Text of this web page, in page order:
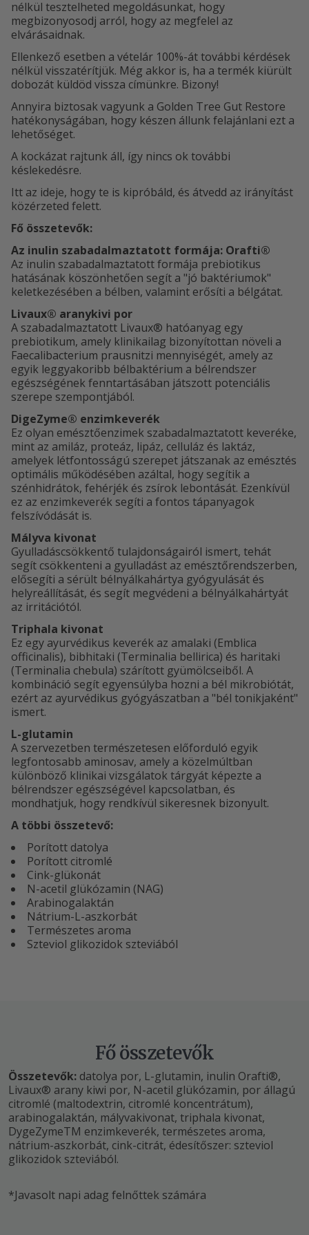
nélkül tesztelheted megoldásunkat, hogy
megbizonyosodj arról, hogy az megfelel az
elvárásaidnak.
Ellenkező esetben a vételár 100%-át további kérdések
nélkül visszatérítjük. Még akkor is, ha a termék kiürült
dobozát küldöd vissza címünkre. Bizony!
Annyira biztosak vagyunk a Golden Tree Gut Restore
hatékonyságában, hogy készen állunk felajánlani ezt a
lehetőséget.
A kockázat rajtunk áll, így nincs ok további
késlekedésre.
Itt az ideje, hogy te is kipróbáld, és átvedd az irányítást
közérzeted felett.
Fő összetevők:
Az inulin szabadalmaztatott formája: Orafti®
Az inulin szabadalmaztatott formája prebiotikus
hatásának köszönhetően segít a "jó baktériumok"
keletkezésében a bélben, valamint erősíti a bélgátat.
Livaux® aranykivi por
A szabadalmaztatott Livaux® hatóanyag egy
prebiotikum, amely klinikailag bizonyítottan növeli a
Faecalibacterium prausnitzi mennyiségét, amely az
egyik leggyakoribb bélbaktérium a bélrendszer
egészségének fenntartásában játszott potenciális
szerepe szempontjából.
DigeZyme® enzimkeverék
Ez olyan emésztőenzimek szabadalmaztatott keveréke,
mint az amiláz, proteáz, lipáz, celluláz és laktáz,
amelyek létfontosságú szerepet játszanak az emésztés
optimális működésében azáltal, hogy segítik a
szénhidrátok, fehérjék és zsírok lebontását. Ezenkívül
ez az enzimkeverék segíti a fontos tápanyagok
felszívódását is.
Mályva kivonat
Gyulladáscsökkentő tulajdonságairól ismert, tehát
segít csökkenteni a gyulladást az emésztőrendszerben,
elősegíti a sérült bélnyálkahártya gyógyulását és
helyreállítását, és segít megvédeni a bélnyálkahártyát
az irritációtól.
Triphala kivonat
Ez egy ayurvédikus keverék az amalaki (Emblica
officinalis), bibhitaki (Terminalia bellirica) és haritaki
(Terminalia chebula) szárított gyümölcseiből. A
kombináció segít egyensúlyba hozni a bél mikrobiótát,
ezért az ayurvédikus gyógyászatban a "bél tonikjaként"
ismert.
L-glutamin
A szervezetben természetesen előforduló egyik
legfontosabb aminosav, amely a közelmúltban
különböző klinikai vizsgálatok tárgyát képezte a
bélrendszer egészségével kapcsolatban, és
mondhatjuk, hogy rendkívül sikeresnek bizonyult.
A többi összetevő:
Porított datolya
Porított citromlé
Cink-glükonát
N-acetil glükózamin (NAG)
Arabinogalaktán
Nátrium-L-aszkorbát
Természetes aroma
Szteviol glikozidok szteviából
Fő összetevők
Összetevők: datolya por, L-glutamin, inulin Orafti®,
Livaux® arany kiwi por, N-acetil glükózamin, por állagú
citromlé (maltodextrin, citromlé koncentrátum),
arabinogalaktán, mályvakivonat, triphala kivonat,
DygeZymeTM enzimkeverék, természetes aroma,
nátrium-aszkorbát, cink-citrát, édesítőszer: szteviol
glikozidok szteviából.
*Javasolt napi adag felnőttek számára